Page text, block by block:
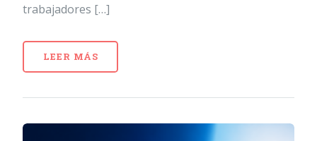
trabajadores […]
LEER MÁS